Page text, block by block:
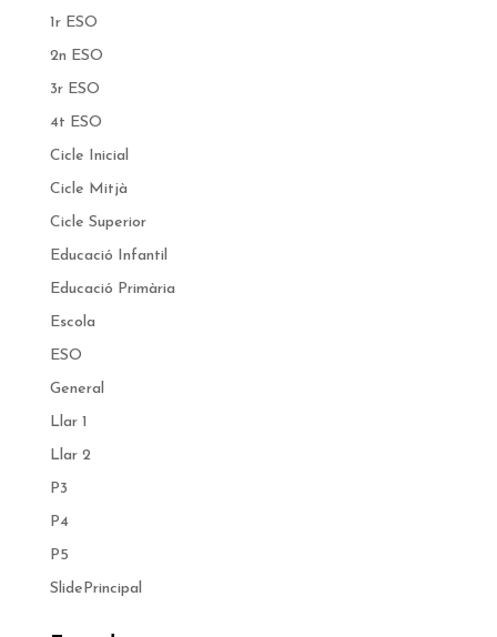
1r ESO
2n ESO
3r ESO
4t ESO
Cicle Inicial
Cicle Mitjà
Cicle Superior
Educació Infantil
Educació Primària
Escola
ESO
General
Llar 1
Llar 2
P3
P4
P5
SlidePrincipal